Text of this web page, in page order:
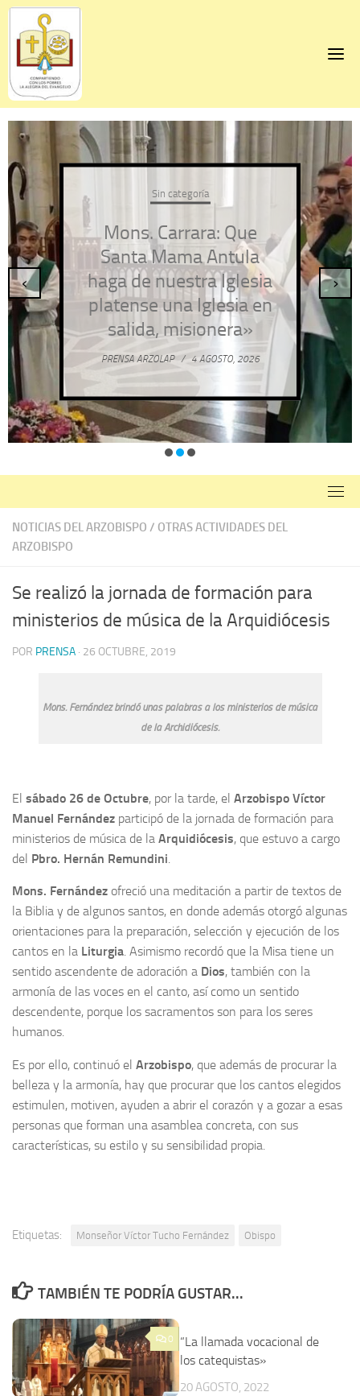
Skip
content
Sin categoría
Mons. Carrara: Que
Santa Mama Antula
haga de nuestra Iglesia
platense una Iglesia en
salida, misionera»
PRENSA ARZOLAP / 4 AGOSTO, 2026
‹ ›
NOTICIAS DEL ARZOBISPO / OTRAS ACTIVIDADES DEL
ARZOBISPO
Se realizó la jornada de formación para
ministerios de música de la Arquidiócesis
POR PRENSA · 26 OCTUBRE, 2019
Mons. Fernández brindó unas palabras a los ministerios de música
de la Archidiócesis.
El sábado 26 de Octubre, por la tarde, el Arzobispo Víctor
Manuel Fernández participó de la jornada de formación para
ministerios de música de la Arquidiócesis, que estuvo a cargo
del Pbro. Hernán Remundini
Mons. Fernández ofreció una meditación a partir de textos de
la Biblia y de algunos santos, en donde además otorgó algunas
orientaciones para la preparación, selección y ejecución de los
cantos en la Liturgia. Asimismo recordó que la Misa tiene un
sentido ascendente de adoración a Dios, también con la
armonía de las voces en el canto, así como un sentido
descendente, porque los sacramentos son para los seres
humanos.
Es por ello, continuó el Arzobispo, que además de procurar la
belleza y la armonía, hay que procurar que los cantos elegidos
estimulen, motiven, ayuden a abrir el corazón y a gozar a esas
personas que forman una asamblea concreta, con sus
características, su estilo y su sensibilidad propia.
Etiquetas: Monseñor Víctor Tucho Fernández Obispo
TAMBIÉN TE PODRÍA GUSTAR...
0
“La llamada vocacional de
los catequistas»
20 AGOSTO, 2022